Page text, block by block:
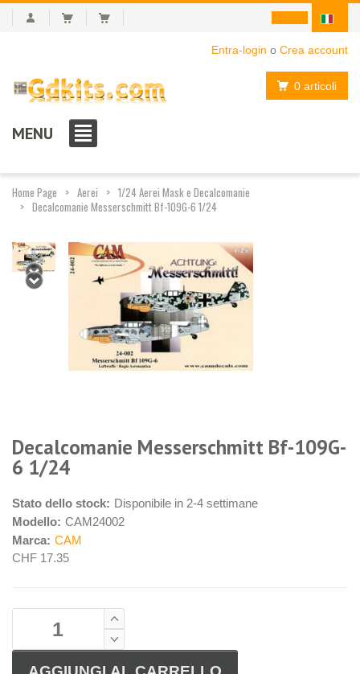
Entra-login o Crea account
0 articoli
MENU
Home Page Aerei
1/24 Aerei Mask e Decalcomanie
Decalcomanie Messerschmitt Bf-109G-6 1/24
Decalcomanie Messerschmitt Bf-109G-
6 1/24
Stato dello stock: Disponibile in 2-4 settimane
Modello: CAM24002
Marca: CAM
CHF 17.35